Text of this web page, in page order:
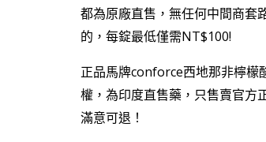
都為原廠直售，無任何中間商套
的，每錠最低僅需NT$100!
正品馬牌conforce西地那非檸檬
權，為印度直售藥，只售賣官方
滿意可退！